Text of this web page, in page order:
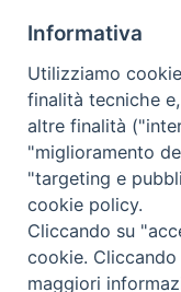
CONTATTI
viale Volsci 105
03100 Frosinone
tel. 0775.290973 -
SEGUICI SU
Informativa
Utilizziamo
finalità tecniche
altre finalità
"miglioramento
"targeting e
cookie policy.
Cliccando su
cookie.
maggiori